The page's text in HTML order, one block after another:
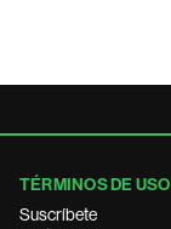
TÉRMINOS DE USO
Suscríbete